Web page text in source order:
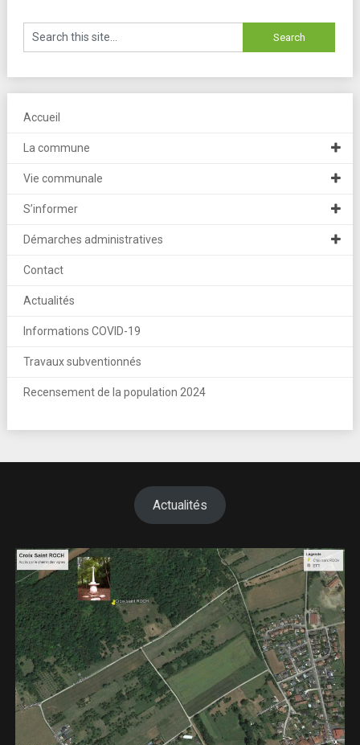
Accueil
La commune
Vie communale
S’informer
Démarches administratives
Contact
Actualités
Informations COVID-19
Travaux subventionnés
Recensement de la population 2024
Actualités